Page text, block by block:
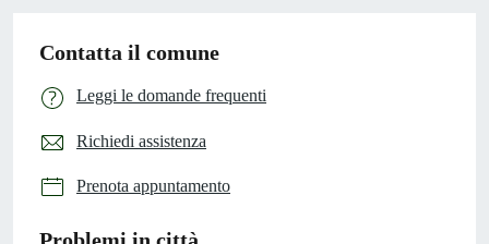
Contatta il comune
Leggi le domande frequenti
Richiedi assistenza
Prenota appuntamento